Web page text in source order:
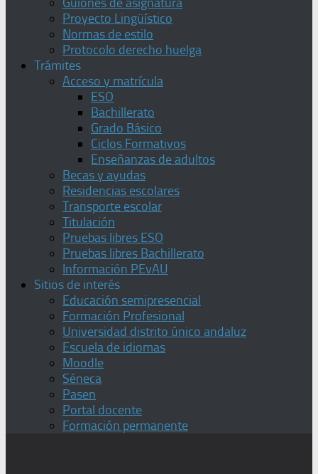
Proyecto Lingüístico
Normas de estilo
Protocolo derecho huelga
Trámites
Acceso y matrícula
ESO
Bachillerato
Grado Básico
Ciclos Formativos
Enseñanzas de adultos
Becas y ayudas
Residencias escolares
Transporte escolar
Titulación
Pruebas libres ESO
Pruebas libres Bachillerato
Información PEvAU
Sitios de interés
Educación semipresencial
Formación Profesional
Universidad distrito único andaluz
Escuela de idiomas
Moodle
Séneca
Pasen
Portal docente
Formación permanente